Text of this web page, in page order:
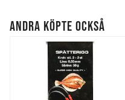
ANDRA KÖPTE OCKSÅ